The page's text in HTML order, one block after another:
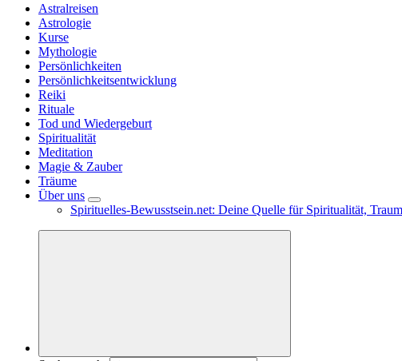
Astralreisen
Astrologie
Kurse
Mythologie
Persönlichkeiten
Persönlichkeitsentwicklung
Reiki
Rituale
Tod und Wiedergeburt
Spiritualität
Meditation
Magie & Zauber
Träume
Über uns
Spirituelles-Bewusstsein.net: Deine Quelle für Spiritualität,